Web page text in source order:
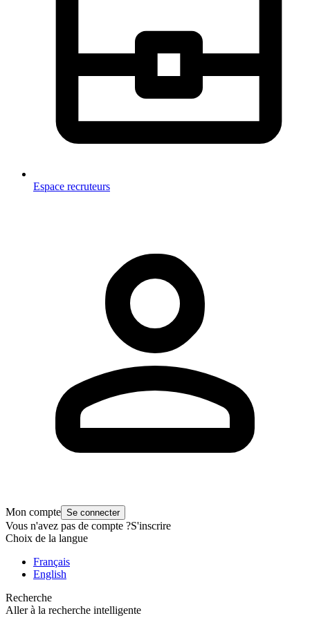
Espace recruteurs
Mon compte Se connecter
Vous n'avez pas de compte ?S'inscrire
Choix de la langue
Français
English
Recherche
Aller à la recherche intelligente